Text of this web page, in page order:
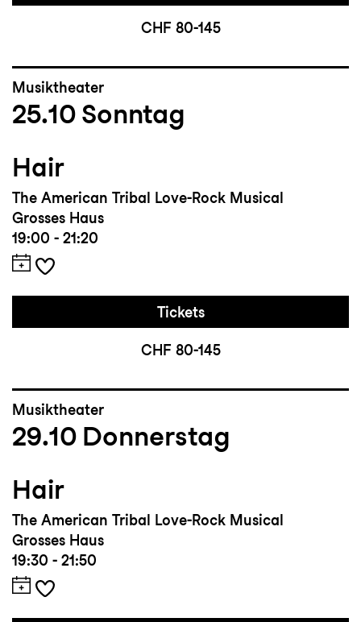
CHF 80-145
Musiktheater
25.10 Sonntag
Hair
The American Tribal Love-Rock Musical
Grosses Haus
19:00 - 21:20
Tickets
CHF 80-145
Musiktheater
29.10 Donnerstag
Hair
The American Tribal Love-Rock Musical
Grosses Haus
19:30 - 21:50